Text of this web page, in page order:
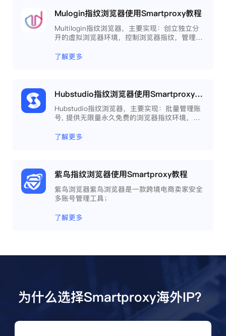
Mulogin指纹浏览器使用Smartproxy教程
Multilogin指纹浏览器，主要实现：创立独立分
开的虚拟浏览器环境，控制浏览器指纹，管理多
程，开发网络自动化等。
了解更多
Hubstudio指纹浏览器使用Smartproxy教程
Hubstudio指纹浏览器，主要实现：批量管理账
号, 提供无限量永久免费的浏览器指纹环境，并
工作效率 。
了解更多
紫鸟指纹浏览器使用Smartproxy教程
紫鸟浏览器紫鸟浏览器是一款跨境电商卖家安全
多账号管理工具；
了解更多
为什么选择Smartproxy海外IP？